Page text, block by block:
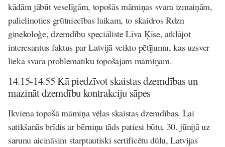
kādām jābūt veselīgām, topošās māmiņas svara izmaiņām,
palielinoties grūtniecības laikam, to skaidros Rdzn
ginekoloģe, dzemdību speciāliste Līva Ķīse, atklājot
interesantus faktus par Latvijā veikto pētījumu, kas uzsver
liekā svara problemātiku topošajām māmiņām.
14.15-14.55 Kā piedzīvot skaistas dzemdības un
mazināt dzemdību kontrakciju sāpes
Ikviena topošā māmiņa vēlas skaistas dzemdības. Lai
satikšanās brīdis ar bērniņu tāds patiesi būtu, 30. jūnijā uz
sarunu aicināsim starptautiski sertificētu dūlu, Latvijas